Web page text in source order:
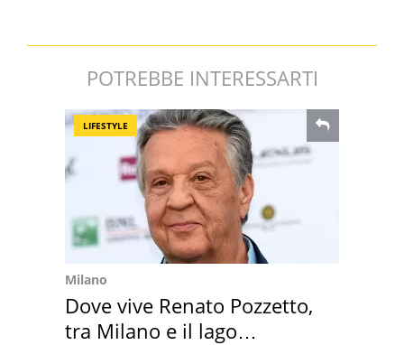
POTREBBE INTERESSARTI
LIFESTYLE
Milano
Dove vive Renato Pozzetto,
tra Milano e il lago